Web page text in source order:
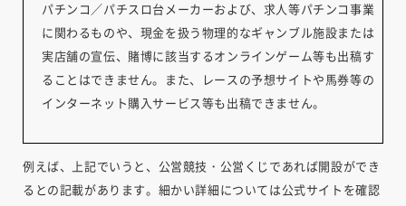
パチンコ／パチスロ台メーカーおよび、求人等パチンコ事業
に関わるものや、現金を扱う物理的なギャンブル施設または
実店舗の宣伝、賭博に該当するオンラインゲーム等も出稿す
ることはできません。また、レースの予想サイトや馬券等の
インターネット購入サービス等も出稿できません。
例えば、上記でいうと、公営競技・公営くじであれば開設ができ
るとの記載があります。細かい詳細については公式サイトを確認